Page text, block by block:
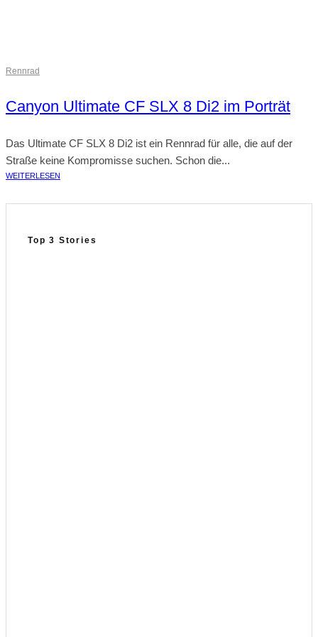
Rennrad
Canyon Ultimate CF SLX 8 Di2 im Porträt
Das Ultimate CF SLX 8 Di2 ist ein Rennrad für alle, die auf der
Straße keine Kompromisse suchen. Schon die...
WEITERLESEN
Top 3 Stories